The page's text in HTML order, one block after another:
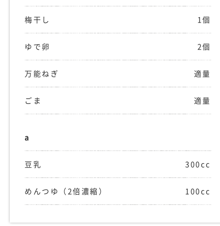
梅干し 1個
ゆで卵 2個
万能ねぎ 適量
ごま 適量
a
豆乳 300cc
めんつゆ（2倍濃縮） 100cc